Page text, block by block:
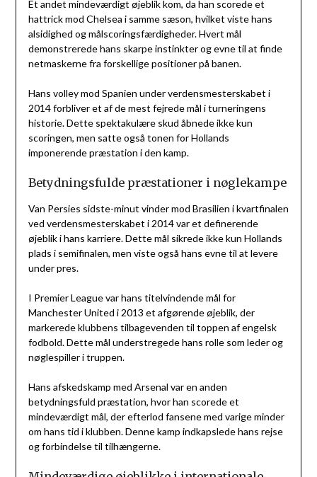
Et andet mindeværdigt øjeblik kom, da han scorede et
hattrick mod Chelsea i samme sæson, hvilket viste hans
alsidighed og målscoringsfærdigheder. Hvert mål
demonstrerede hans skarpe instinkter og evne til at finde
netmaskerne fra forskellige positioner på banen.
Hans volley mod Spanien under verdensmesterskabet i
2014 forbliver et af de mest fejrede mål i turneringens
historie. Dette spektakulære skud åbnede ikke kun
scoringen, men satte også tonen for Hollands
imponerende præstation i den kamp.
Betydningsfulde præstationer i nøglekampe
Van Persies sidste-minut vinder mod Brasilien i kvartfinalen
ved verdensmesterskabet i 2014 var et definerende
øjeblik i hans karriere. Dette mål sikrede ikke kun Hollands
plads i semifinalen, men viste også hans evne til at levere
under pres.
I Premier League var hans titelvindende mål for
Manchester United i 2013 et afgørende øjeblik, der
markerede klubbens tilbagevenden til toppen af engelsk
fodbold. Dette mål understregede hans rolle som leder og
nøglespiller i truppen.
Hans afskedskamp med Arsenal var en anden
betydningsfuld præstation, hvor han scorede et
mindeværdigt mål, der efterlod fansene med varige minder
om hans tid i klubben. Denne kamp indkapslede hans rejse
og forbindelse til tilhængerne.